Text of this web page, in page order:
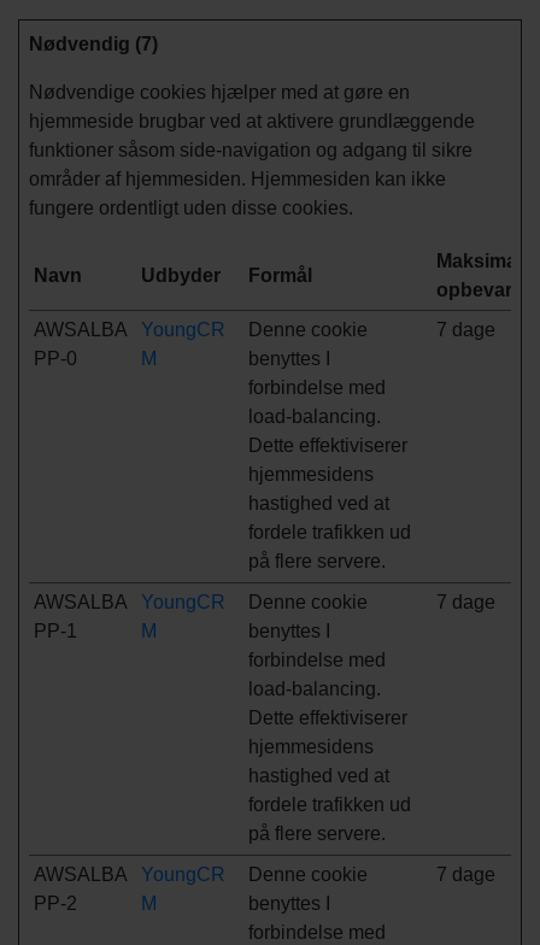
Nødvendig (7)
Nødvendige cookies hjælper med at gøre en
hjemmeside brugbar ved at aktivere grundlæggende
funktioner såsom side-navigation og adgang til sikre
områder af hjemmesiden. Hjemmesiden kan ikke
fungere ordentligt uden disse cookies.
Navn Udbyder Formål
Maksimal
AWSALBA
PP-0
YoungCR
M
Denne cookie
benyttes I
forbindelse med
load-balancing.
Dette effektiviserer
hjemmesidens
hastighed ved at
fordele trafikken ud
på flere servere.
7 dage
AWSALBA
PP-1
YoungCR
M
Denne cookie
benyttes I
forbindelse med
load-balancing.
Dette effektiviserer
hjemmesidens
hastighed ved at
fordele trafikken ud
på flere servere.
7 dage
AWSALBA
PP-2
YoungCR
M
Denne cookie
benyttes I
forbindelse med
7 dage